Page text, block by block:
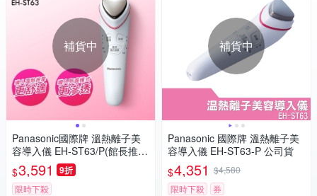
補貨中
Panasonic國際牌 溫熱離子美
容導入儀 EH-ST63/P(館長推
薦)
$3,591 9折
限時下殺
補貨中
Panasonic 國際牌 溫熱離子美
容導入儀 EH-ST63-P 公司貨
$4,351 $4,580
限時下殺
券